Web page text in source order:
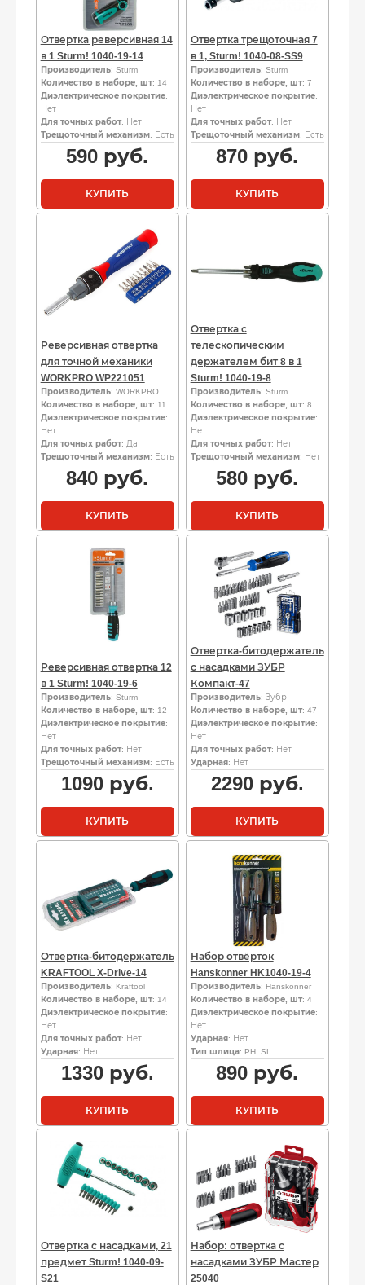
Отвертка реверсивная 14
в 1 Sturm! 1040-19-14
Производитель: Sturm
Количество в наборе, шт: 14
Диэлектрическое покрытие:
Нет
Для точных работ: Нет
Трещоточный механизм: Есть
590 руб.
КУПИТЬ
Отвертка трещоточная 7
в 1, Sturm! 1040-08-SS9
Производитель: Sturm
Количество в наборе, шт: 7
Диэлектрическое покрытие:
Нет
Для точных работ: Нет
Трещоточный механизм: Есть
870 руб.
КУПИТЬ
Реверсивная отвертка
для точной механики
WORKPRO WP221051
Производитель: WORKPRO
Количество в наборе, шт: 11
Диэлектрическое покрытие:
Нет
Для точных работ: Да
Трещоточный механизм: Есть
840 руб.
КУПИТЬ
Отвертка с
телескопическим
держателем бит 8 в 1
Sturm! 1040-19-8
Производитель: Sturm
Количество в наборе, шт: 8
Диэлектрическое покрытие:
Нет
Для точных работ: Нет
Трещоточный механизм: Нет
580 руб.
КУПИТЬ
Реверсивная отвертка 12
в 1 Sturm! 1040-19-6
Производитель: Sturm
Количество в наборе, шт: 12
Диэлектрическое покрытие:
Нет
Для точных работ: Нет
Трещоточный механизм: Есть
1090руб.
КУПИТЬ
Отвертка-битодержатель
с насадками ЗУБР
Компакт-47
Производитель: Зубр
Количество в наборе, шт: 47
Диэлектрическое покрытие:
Нет
Для точных работ: Нет
Ударная: Нет
2290руб.
КУПИТЬ
Отвертка-битодержатель
KRAFTOOL X-Drive-14
Производитель: Kraftool
Количество в наборе, шт: 14
Диэлектрическое покрытие:
Нет
Для точных работ: Нет
Ударная: Нет
1330руб.
КУПИТЬ
Набор отвёрток
Hanskonner HK1040-19-4
Производитель: Hanskonner
Количество в наборе, шт: 4
Диэлектрическое покрытие:
Нет
Ударная: Нет
Тип шлица: PH, SL
890 руб.
КУПИТЬ
Отвертка с насадками, 21
предмет Sturm! 1040-09-
S21
Набор: отвертка с
насадками ЗУБР Мастер
25040